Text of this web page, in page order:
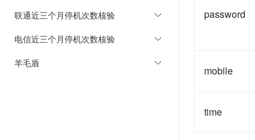
联通近三个月停机次数核验
电信近三个月停机次数核验
羊毛盾
password
mobile
time